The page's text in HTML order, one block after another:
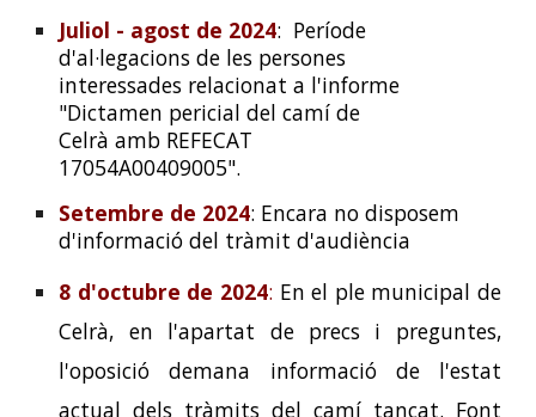
Juliol - agost de 2024: Període
d'al·legacions de les persones
interessades relacionat a l'informe
"Dictamen pericial del camí de
Celrà amb REFECAT
17054A00409005".
Setembre de 2024: Encara no disposem
d'informació del tràmit d'audiència
8 d'octubre de 2024: En el ple municipal de
Celrà, en l'apartat de precs i preguntes,
l'oposició demana informació de l'estat
actual dels tràmits del camí tancat. Font